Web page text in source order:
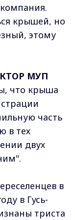
крышей, но
этому
МУП
что крыша
часть
в тех
двух
в
в Гусь-
триста